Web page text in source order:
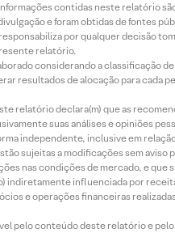
contidas neste relatório
e foram obtidas de fontes
por qualquer decisão
relatório.
considerando a classificação
resultados de alocação para cada
relatório declara(m) que as
suas análises e opiniões
independente, inclusive em
sujeitas a modificações sem aviso
nas condições de mercado, e que
indiretamente influenciada por
e operações financeiras
pelo conteúdo deste relatório e